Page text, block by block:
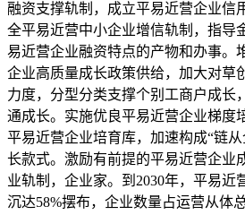
融资支撑轨制，成立平易近营企业信
全平易近营中小企业增信轨制，指导
易近营企业融资特点的产物和办事。
企业高质量成长政策供给，加大对草
力度，分型分类支撑个别工商户成长
通成长。实施优良平易近营企业梯度
平易近营企业培育库，加速构成“链
长款式。激励有前提的平易近营企业
业轨制，企业家。到2030年，平易近
沉达58%摆布，企业数量占运营从体